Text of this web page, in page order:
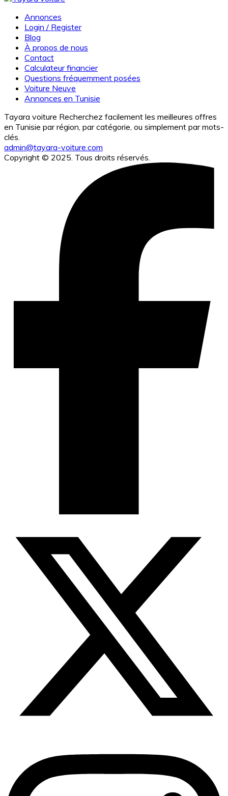
Annonces
Login / Register
Blog
À propos de nous
Contact
Calculateur financier
Questions fréquemment posées
Voiture Neuve
Annonces en Tunisie
Tayara voiture Recherchez facilement les meilleures offres
en Tunisie par région, par catégorie, ou simplement par mots-
clés.
admin@tayara-voiture.com
Copyright © 2025. Tous droits réservés.